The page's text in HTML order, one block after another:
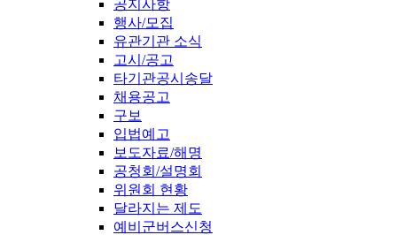
공지사항
행사/모집
유관기관 소식
고시/공고
타기관공시송달
채용공고
구보
입법예고
보도자료/해명
공청회/설명회
위원회 현황
달라지는 제도
예비군버스신청